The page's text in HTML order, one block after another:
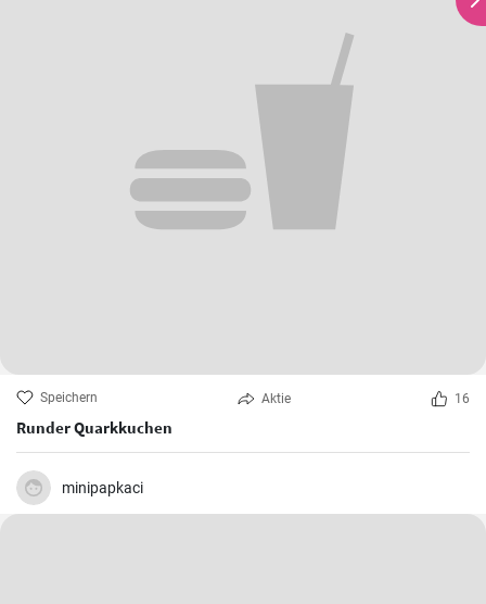
Speichern Aktie 16
Runder Quarkkuchen
minipapkaci